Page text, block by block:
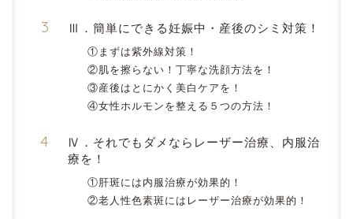
Ⅲ．簡単にできる妊娠中・産後のシミ対策！
①まずは紫外線対策！
②肌を擦らない！丁寧な洗顔方法を！
③産後はとにかく美白ケアを！
④女性ホルモンを整える５つの方法！
Ⅳ．それでもダメならレーザー治療、内服治
療を！
①肝斑には内服治療が効果的！
②老人性色素斑にはレーザー治療が効果的！